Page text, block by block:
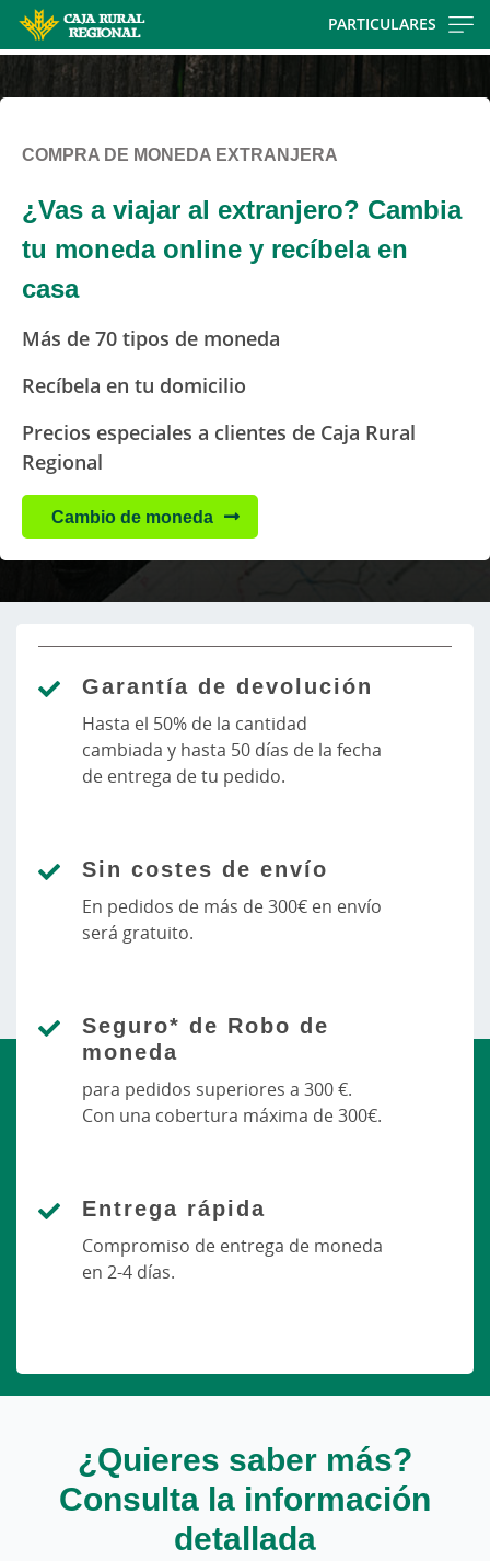
contentt
PARTICULARES
COMPRA DE MONEDA EXTRANJERA
¿Vas a viajar al extranjero? Cambia
tu moneda online y recíbela en
casa
Más de 70 tipos de moneda
Recíbela en tu domicilio
Precios especiales a clientes de Caja Rural
Regional
Cambio de moneda
Garantía de devolución
Hasta el 50% de la cantidad
cambiada y hasta 50 días de la fecha
de entrega de tu pedido.
Sin costes de envío
En pedidos de más de 300€ en envío
será gratuito.
Seguro* de Robo de
moneda
para pedidos superiores a 300 €.
Con una cobertura máxima de 300€.
Entrega rápida
Compromiso de entrega de moneda
en 2-4 días.
¿Quieres saber más?
Consulta la información
detallada